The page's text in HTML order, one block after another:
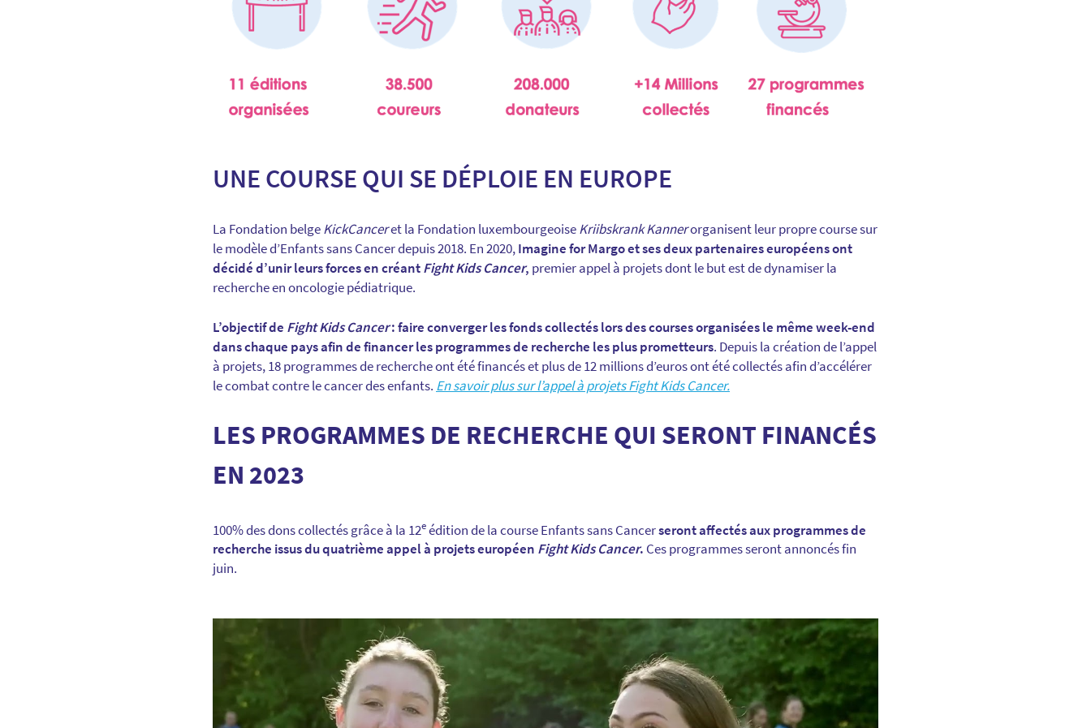
UNE COURSE QUI SE DÉPLOIE EN EUROPE
La Fondation belgeKickCanceret la Fondation luxembourgeoiseKriibskrank Kannerorganisent leur propre course sur
le modèle d’Enfants sans Cancer depuis 2018. En 2020,Imagine for Margo et ses deux partenaires européens ont
décidé d’unir leurs forces en créantFight Kids Cancer, premier appel à projets dont le but est de dynamiser la
recherche en oncologie pédiatrique.
L’objectif de Fight Kids Cancer: faire converger les fonds collectés lors des courses organisées le même week-end
dans chaque pays afin de financer les programmes de recherche les plus prometteurs. Depuis la création de l’appel
à projets, 18 programmes de recherche ont été financés et plus de 12 millions d’euros ont été collectés afin d’accélérer
le combat contre le cancer des enfants. En savoir plus sur l’appel à projets Fight Kids Cancer.
LES PROGRAMMES DE RECHERCHE QUI SERONT FINANCÉS
EN 2023
100% des dons collectés grâce à la 12eédition de la course Enfants sans Cancerseront affectés aux programmes de
recherche issus du quatrième appel à projets européen Fight Kids Cancer. Ces programmes seront annoncés fin
juin.